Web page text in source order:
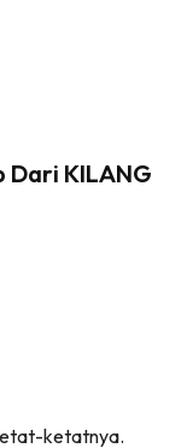
Dari KILANG
ketatnya.